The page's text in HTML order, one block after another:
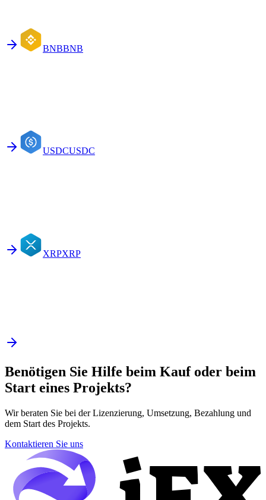
BNBBNB
USDCUSDC
XRPXRP
Benötigen Sie Hilfe beim Kauf oder beim
Start eines Projekts?
Wir beraten Sie bei der Lizenzierung, Umsetzung, Bezahlung und
dem Start des Projekts.
Kontaktieren Sie uns